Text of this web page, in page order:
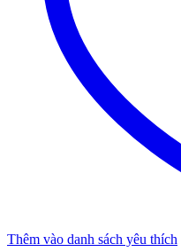
Thêm vào danh sách yêu thích